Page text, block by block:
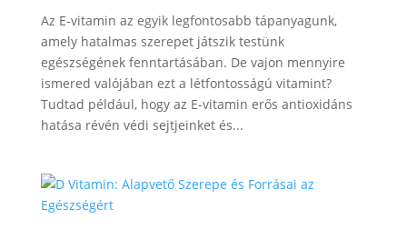
Az E-vitamin az egyik legfontosabb tápanyagunk,
amely hatalmas szerepet játszik testünk
egészségének fenntartásában. De vajon mennyire
ismered valójában ezt a létfontosságú vitamint?
Tudtad például, hogy az E-vitamin erős antioxidáns
hatása révén védi sejtjeinket és...